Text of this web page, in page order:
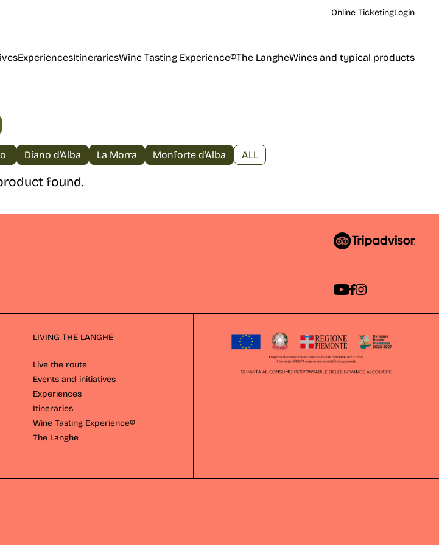
Online TicketingLogin
ExperiencesItinerariesWine Tasting Experience®The LangheWines and typical products
found.
LIVING THE LANGHE
Live the route
Events and initiatives
Experiences
Itineraries
Wine Tasting Experience®
The Langhe